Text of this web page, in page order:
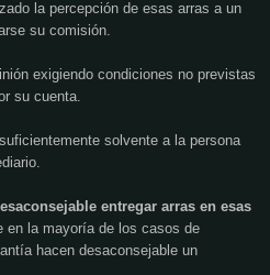
la percepción de esas arras a un
su comisión.
exigiendo condiciones no previstas
su cuenta.
solvente a la persona
entregar arras en esas
en la mayoría de los casos de
hacen desaconsejable un